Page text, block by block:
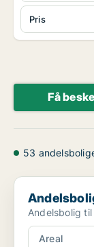
Pris
Få
53
Andelsbolig i
Areal